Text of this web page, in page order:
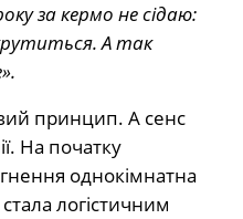
за кермо не сідаю:
А так
принцип. А сенс
На початку
однокімнатна
логістичним